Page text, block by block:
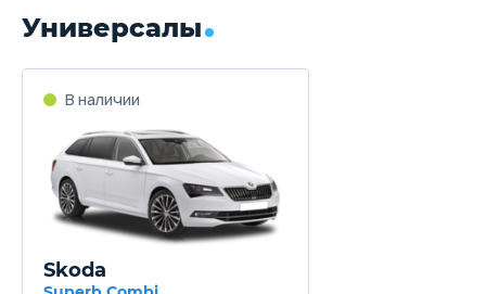
Универсалы
В наличии
Skoda